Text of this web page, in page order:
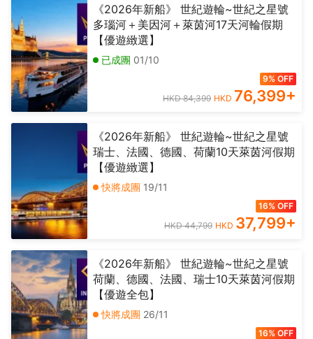
《2026年新船》 世紀遊輪~世紀之星號
多瑙河＋美因河＋萊茵河17天河輪假期
【優遊緻選】
已成團 01/10
9% OFF
HKD 84,399 HKD 76,399+
《2026年新船》 世紀遊輪~世紀之星號
瑞士、法國、德國、荷蘭10天萊茵河假期
【優遊緻選】
快將成團 19/11
16% OFF
HKD 44,799 HKD 37,799+
《2026年新船》 世紀遊輪~世紀之星號
荷蘭、德國、法國、瑞士10天萊茵河假期
【優遊全包】
快將成團 26/11
16% OFF